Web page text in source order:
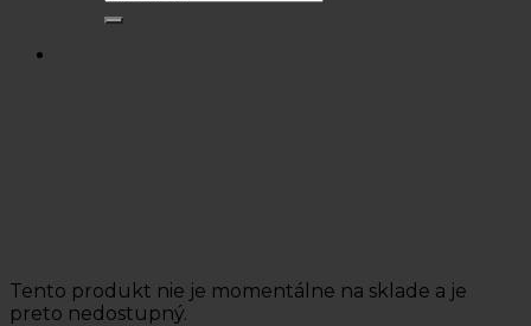
Tento produkt nie je momentálne na sklade a je
preto nedostupný.